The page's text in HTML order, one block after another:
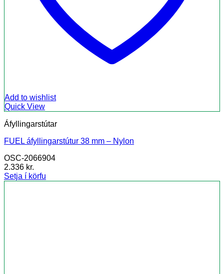
Add to wishlist
Quick View
Áfyllingarstútar
FUEL áfyllingarstútur 38 mm – Nylon
OSC-2066904
2.336 kr.
Setja í körfu